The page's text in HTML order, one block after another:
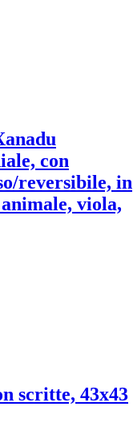
con
reversibile, in
viola,
scritte, 43x43